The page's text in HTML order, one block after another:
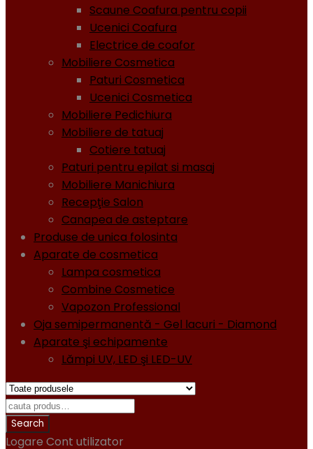
Scaune Coafura pentru copii
Ucenici Coafura
Electrice de coafor
Mobiliere Cosmetica
Paturi Cosmetica
Ucenici Cosmetica
Mobiliere Pedichiura
Mobiliere de tatuaj
Cotiere tatuaj
Paturi pentru epilat si masaj
Mobiliere Manichiura
Recepţie Salon
Canapea de asteptare
Produse de unica folosinta
Aparate de cosmetica
Lampa cosmetica
Combine Cosmetice
Vapozon Professional
Oja semipermanentă - Gel lacuri - Diamond
Aparate şi echipamente
Lămpi UV, LED şi LED-UV
Logare Cont utilizator